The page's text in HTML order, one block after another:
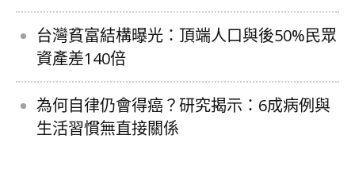
台灣貧富結構曝光：頂端人口與後50%民眾
資產差140倍
為何自律仍會得癌？研究揭示：6成病例與
生活習慣無直接關係